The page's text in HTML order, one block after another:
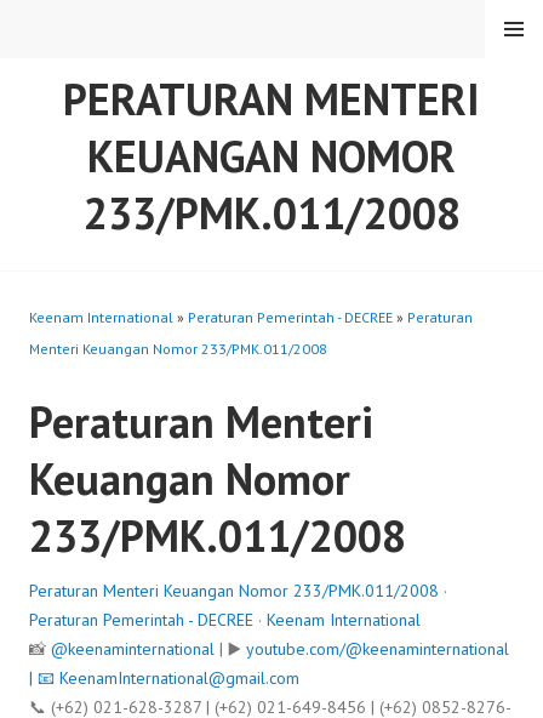
PERATURAN MENTERI
KEUANGAN NOMOR
233/PMK.011/2008
MENU
Keenam International » Peraturan Pemerintah - DECREE » Peraturan
Menteri Keuangan Nomor 233/PMK.011/2008
Peraturan Menteri
Keuangan Nomor
233/PMK.011/2008
Peraturan Menteri Keuangan Nomor 233/PMK.011/2008 ·
Peraturan Pemerintah - DECREE · Keenam International
📸 @keenaminternational | ▶️ youtube.com/@keenaminternational
| 📧 KeenamInternational@gmail.com
📞 (+62) 021-628-3287 | (+62) 021-649-8456 | (+62) 0852-8276-